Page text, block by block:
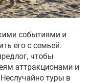
событиями и
его с семьей.
чтобы
аттракционами и
туры в